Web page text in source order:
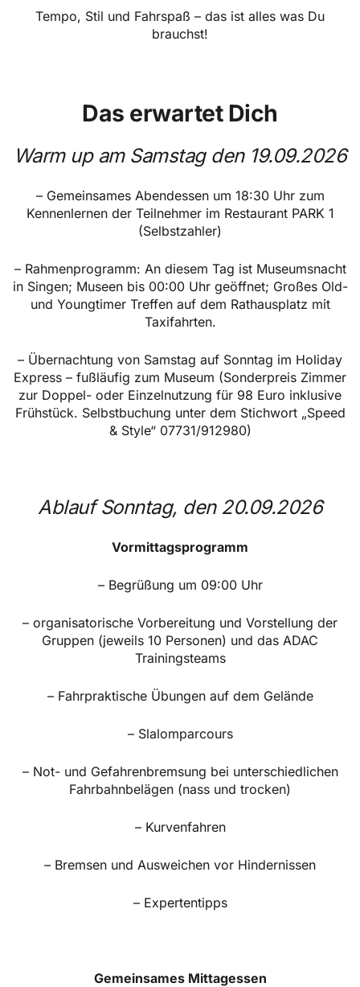
Tempo, Stil und Fahrspaß – das ist alles was Du
brauchst!
Das erwartet Dich
Warm up am Samstag den 19.09.2026
– Gemeinsames Abendessen um 18:30 Uhr zum
Kennenlernen der Teilnehmer im Restaurant PARK 1
(Selbstzahler)
– Rahmenprogramm: An diesem Tag ist Museumsnacht
in Singen; Museen bis 00:00 Uhr geöffnet; Großes Old-
und Youngtimer Treffen auf dem Rathausplatz mit
Taxifahrten.
– Übernachtung von Samstag auf Sonntag im Holiday
Express – fußläufig zum Museum (Sonderpreis Zimmer
zur Doppel- oder Einzelnutzung für 98 Euro inklusive
Frühstück. Selbstbuchung unter dem Stichwort „Speed
& Style“ 07731/912980)
Ablauf Sonntag, den 20.09.2026
Vormittagsprogramm
– Begrüßung um 09:00 Uhr
– organisatorische Vorbereitung und Vorstellung der
Gruppen (jeweils 10 Personen) und das ADAC
Trainingsteams
– Fahrpraktische Übungen auf dem Gelände
– Slalomparcours
– Not- und Gefahrenbremsung bei unterschiedlichen
Fahrbahnbelägen (nass und trocken)
– Kurvenfahren
– Bremsen und Ausweichen vor Hindernissen
– Expertentipps
Gemeinsames Mittagessen